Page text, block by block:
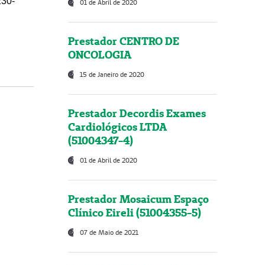
01 de Abril de 2020
Prestador CENTRO DE
ONCOLOGIA
15 de Janeiro de 2020
Prestador Decordis Exames
Cardiológicos LTDA
(51004347-4)
01 de Abril de 2020
Prestador Mosaicum Espaço
Clínico Eireli (51004355-5)
07 de Maio de 2021